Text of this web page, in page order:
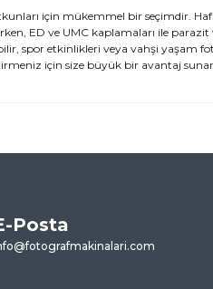
için mükemmel bir seçimdir.
ED ve UMC kaplamaları ile parazit
spor etkinlikleri veya vahşi yaşam
için size büyük bir avantaj
Posta